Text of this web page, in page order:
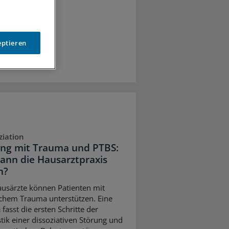
mit Trauma und PTBS:
die Hausarztpraxis
können Patienten mit
Trauma unterstützen. Eine
fasst die ersten Schritte der
einer dissoziativen Störung und